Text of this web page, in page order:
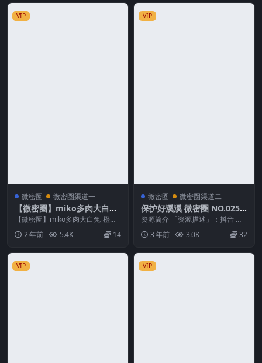
VIP
微密圈 微密圈渠道一
【微密圈】miko多肉大白兔-
橙色爆炸
【微密圈】miko多肉大白兔-橙色
爆炸 资源简介 「资源名称」：
【微密圈】mik...
2 年前 5.4K 14
VIP
微密圈 微密圈渠道二
保护好溪溪 微密圈 NO.025
期 最新至：2023.8.10
资源简介 「资源描述」：抖音 保
护好溪溪 微密圈 NO.025期 【11P
2V】...
3 年前 3.0K 32
VIP VIP